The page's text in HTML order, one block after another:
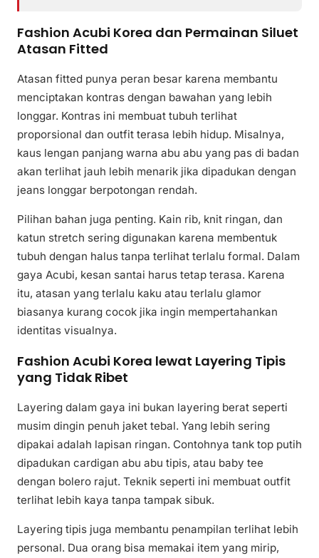
Fashion Acubi Korea dan Permainan Siluet
Atasan Fitted
Atasan fitted punya peran besar karena membantu
menciptakan kontras dengan bawahan yang lebih
longgar. Kontras ini membuat tubuh terlihat
proporsional dan outfit terasa lebih hidup. Misalnya,
kaus lengan panjang warna abu abu yang pas di badan
akan terlihat jauh lebih menarik jika dipadukan dengan
jeans longgar berpotongan rendah.
Pilihan bahan juga penting. Kain rib, knit ringan, dan
katun stretch sering digunakan karena membentuk
tubuh dengan halus tanpa terlihat terlalu formal. Dalam
gaya Acubi, kesan santai harus tetap terasa. Karena
itu, atasan yang terlalu kaku atau terlalu glamor
biasanya kurang cocok jika ingin mempertahankan
identitas visualnya.
Fashion Acubi Korea lewat Layering Tipis
yang Tidak Ribet
Layering dalam gaya ini bukan layering berat seperti
musim dingin penuh jaket tebal. Yang lebih sering
dipakai adalah lapisan ringan. Contohnya tank top putih
dipadukan cardigan abu abu tipis, atau baby tee
dengan bolero rajut. Teknik seperti ini membuat outfit
terlihat lebih kaya tanpa tampak sibuk.
Layering tipis juga membantu penampilan terlihat lebih
personal. Dua orang bisa memakai item yang mirip,